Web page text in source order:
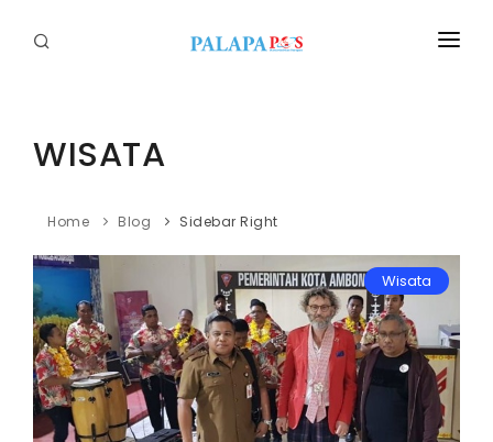
Politik
Tapanuli
Nusantara
Megapolitan
Hukum
WISATA
Home Blog Sidebar Right
Wisata